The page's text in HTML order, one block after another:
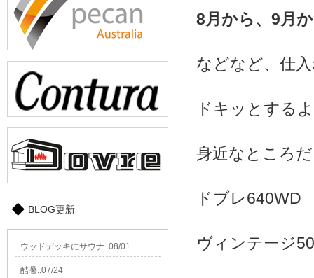
8月から、9月
などなど、仕
ドキッとする
身近なところ
ドブレ
ヴィンテージ
BLOG更新
ウッドデッキにサウナ..08/01
酷暑..07/24